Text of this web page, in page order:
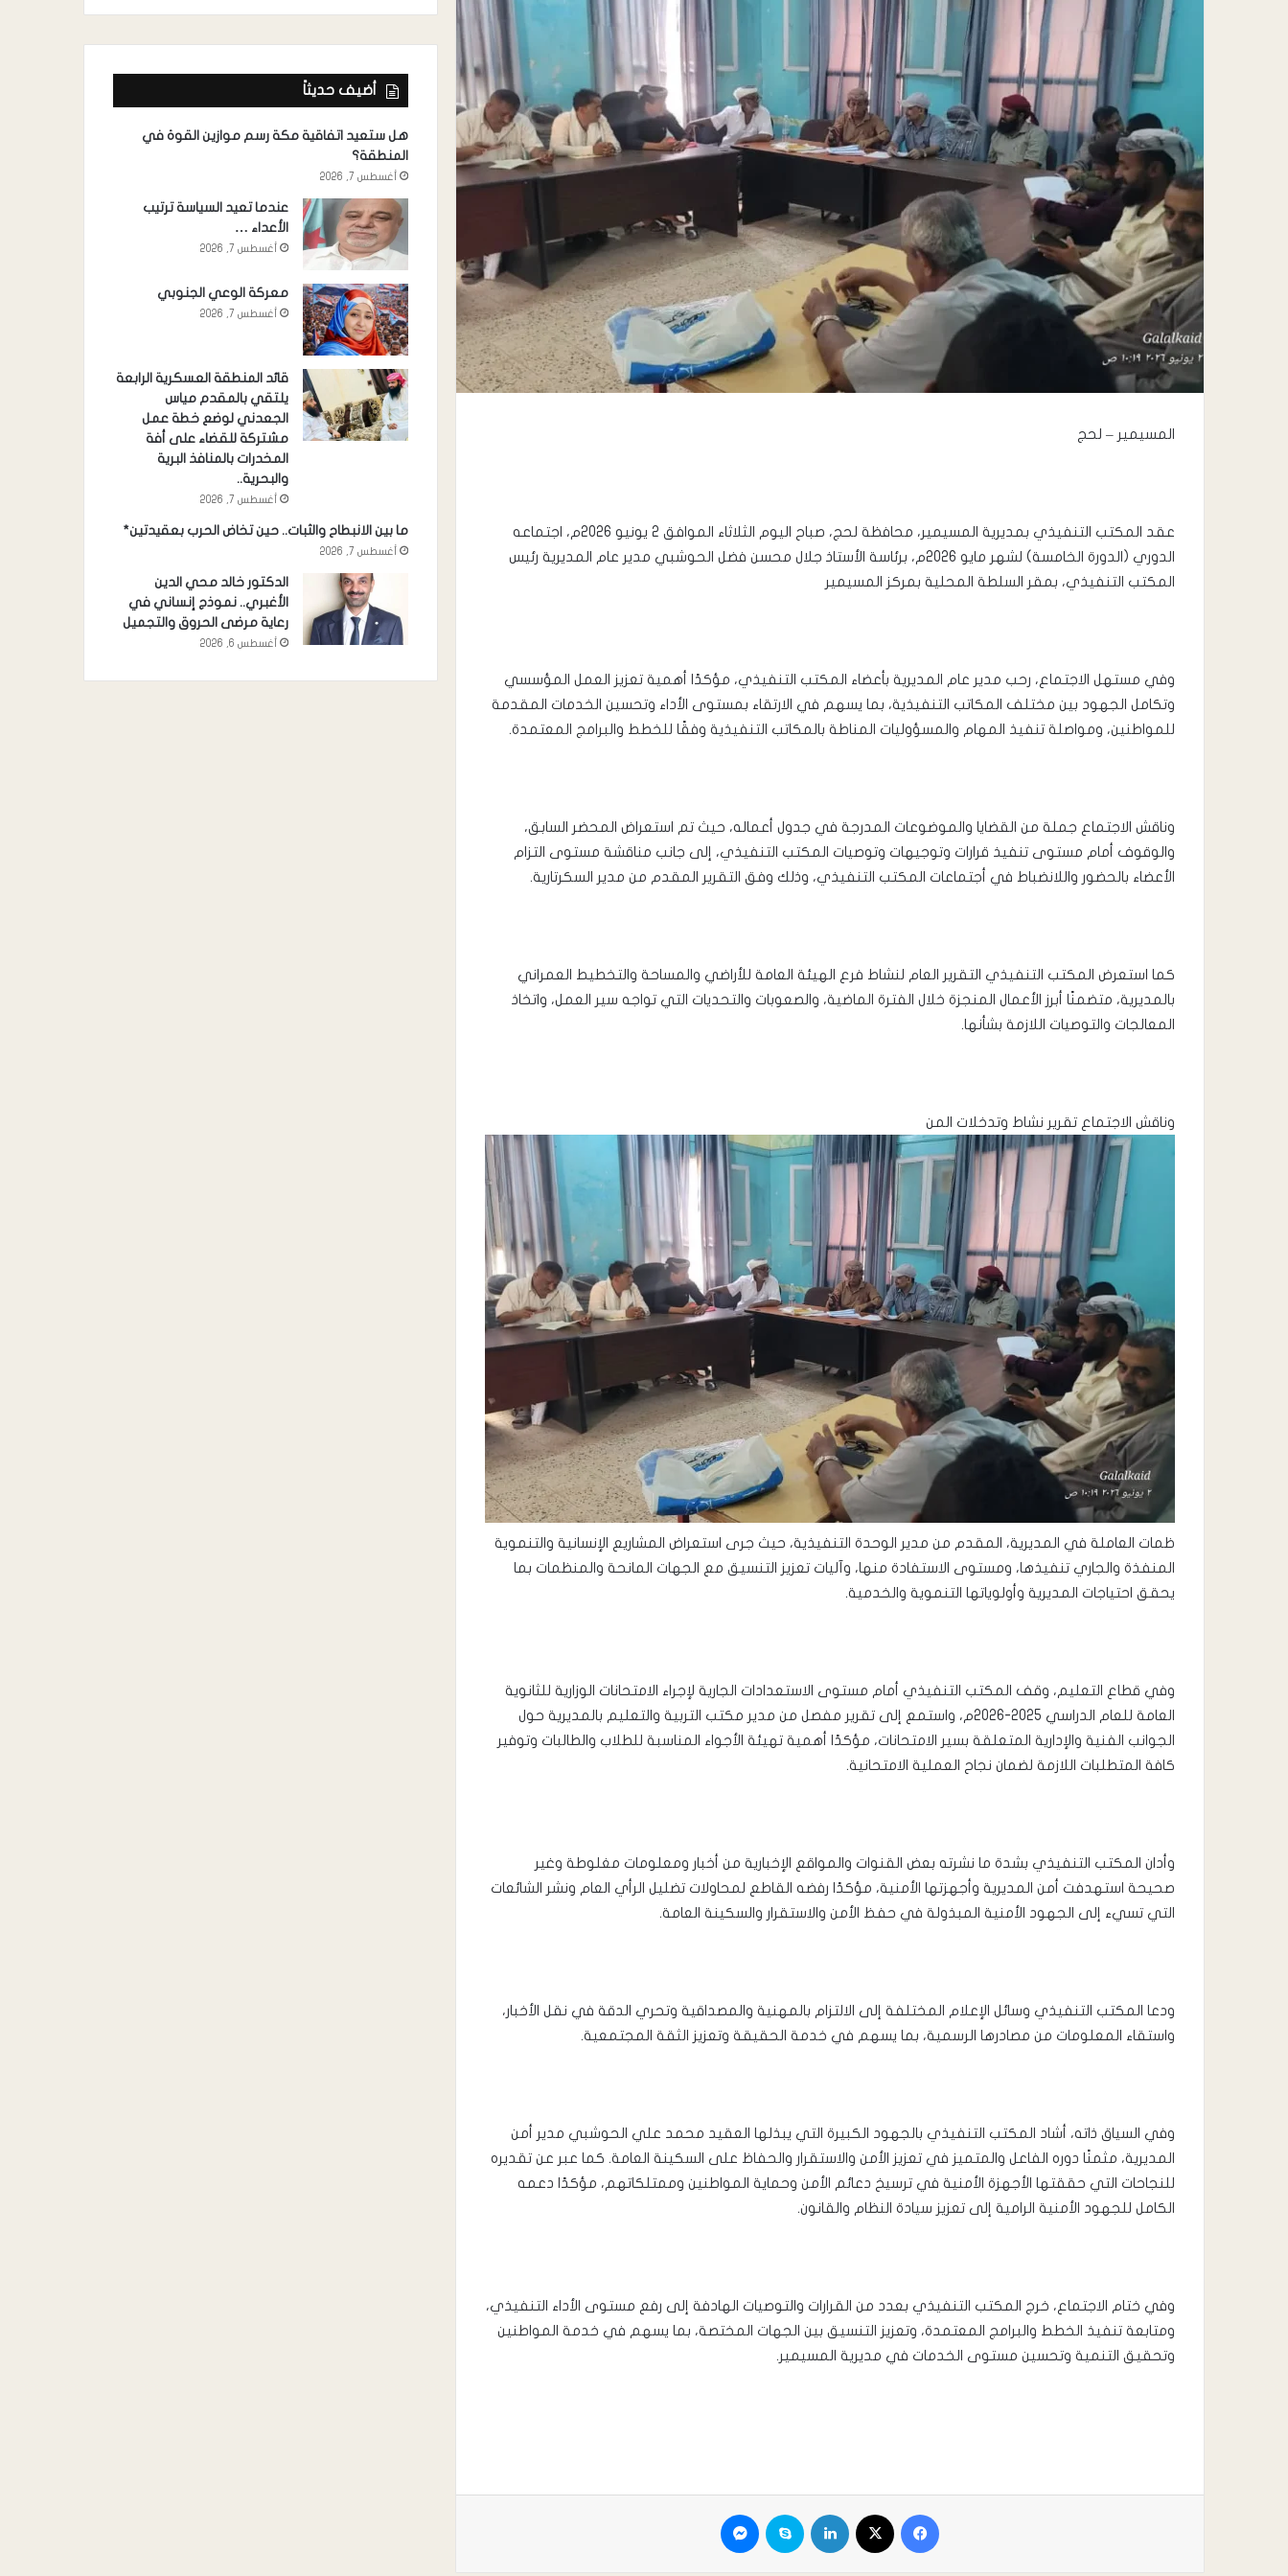
المسيمير – لحج
عقد المكتب التنفيذي بمديرية المسيمير، محافظة لحج، صباح اليوم الثلاثاء الموافق 2 يونيو 2026م، اجتماعه
الدوري (الدورة الخامسة) لشهر مايو 2026م، برئاسة الأستاذ جلال محسن فضل الحوشبي مدير عام المديرية رئيس
المكتب التنفيذي، بمقر السلطة المحلية بمركز المسيمير
وفي مستهل الاجتماع، رحب مدير عام المديرية بأعضاء المكتب التنفيذي، مؤكدًا أهمية تعزيز العمل المؤسسي
وتكامل الجهود بين مختلف المكاتب التنفيذية، بما يسهم في الارتقاء بمستوى الأداء وتحسين الخدمات المقدمة
للمواطنين، ومواصلة تنفيذ المهام والمسؤوليات المناطة بالمكاتب التنفيذية وفقًا للخطط والبرامج المعتمدة.
وناقش الاجتماع جملة من القضايا والموضوعات المدرجة في جدول أعماله، حيث تم استعراض المحضر السابق،
والوقوف أمام مستوى تنفيذ قرارات وتوجيهات وتوصيات المكتب التنفيذي، إلى جانب مناقشة مستوى التزام
الأعضاء بالحضور واللانضباط في أجتماعات المكتب التنفيذي، وذلك وفق التقرير المقدم من مدير السكرتارية.
كما استعرض المكتب التنفيذي التقرير العام لنشاط فرع الهيئة العامة للأراضي والمساحة والتخطيط العمراني
بالمديرية، متضمنًا أبرز الأعمال المنجزة خلال الفترة الماضية، والصعوبات والتحديات التي تواجه سير العمل، واتخاذ
المعالجات والتوصيات اللازمة بشأنها.
وناقش الاجتماع تقرير نشاط وتدخلات المن
ظمات العاملة في المديرية، المقدم من مدير الوحدة التنفيذية، حيث جرى استعراض المشاريع الإنسانية والتنموية
المنفذة والجاري تنفيذها، ومستوى الاستفادة منها، وآليات تعزيز التنسيق مع الجهات المانحة والمنظمات بما
يحقق احتياجات المديرية وأولوياتها التنموية والخدمية.
وفي قطاع التعليم، وقف المكتب التنفيذي أمام مستوى الاستعدادات الجارية لإجراء الامتحانات الوزارية للثانوية
العامة للعام الدراسي 2025-2026م، واستمع إلى تقرير مفصل من مدير مكتب التربية والتعليم بالمديرية حول
الجوانب الفنية والإدارية المتعلقة بسير الامتحانات، مؤكدًا أهمية تهيئة الأجواء المناسبة للطلاب والطالبات وتوفير
كافة المتطلبات اللازمة لضمان نجاح العملية الامتحانية.
وأدان المكتب التنفيذي بشدة ما نشرته بعض القنوات والمواقع الإخبارية من أخبار ومعلومات مغلوطة وغير
صحيحة استهدفت أمن المديرية وأجهزتها الأمنية، مؤكدًا رفضه القاطع لمحاولات تضليل الرأي العام ونشر الشائعات
التي تسيء إلى الجهود الأمنية المبذولة في حفظ الأمن والاستقرار والسكينة العامة.
ودعا المكتب التنفيذي وسائل الإعلام المختلفة إلى الالتزام بالمهنية والمصداقية وتحري الدقة في نقل الأخبار،
واستقاء المعلومات من مصادرها الرسمية، بما يسهم في خدمة الحقيقة وتعزيز الثقة المجتمعية.
وفي السياق ذاته، أشاد المكتب التنفيذي بالجهود الكبيرة التي يبذلها العقيد محمد علي الحوشبي مدير أمن
المديرية، مثمنًا دوره الفاعل والمتميز في تعزيز الأمن والاستقرار والحفاظ على السكينة العامة. كما عبر عن تقديره
للنجاحات التي حققتها الأجهزة الأمنية في ترسيخ دعائم الأمن وحماية المواطنين وممتلكاتهم، مؤكدًا دعمه
الكامل للجهود الأمنية الرامية إلى تعزيز سيادة النظام والقانون.
وفي ختام الاجتماع، خرج المكتب التنفيذي بعدد من القرارات والتوصيات الهادفة إلى رفع مستوى الأداء التنفيذي،
ومتابعة تنفيذ الخطط والبرامج المعتمدة، وتعزيز التنسيق بين الجهات المختصة، بما يسهم في خدمة المواطنين
وتحقيق التنمية وتحسين مستوى الخدمات في مديرية المسيمير.
أضيف حديثاً
هل ستعيد اتفاقية مكة رسم موازين القوة في
المنطقة؟
أغسطس 7, 2026
عندما تعيد السياسة ترتيب
الأعداء …
أغسطس 7, 2026
معركة الوعي الجنوبي
أغسطس 7, 2026
قائد المنطقة العسكرية الرابعة
يلتقي بالمقدم مياس
الجعدني لوضع خطة عمل
مشتركة للقضاء على أفة
المخدرات بالمنافذ البرية
والبحرية..
أغسطس 7, 2026
ما بين الانبطاح والثبات.. حين تخاض الحرب بعقيدتين*
أغسطس 7, 2026
الدكتور خالد محي الدين
الأغبري.. نموذج إنساني في
رعاية مرضى الحروق والتجميل
أغسطس 6, 2026